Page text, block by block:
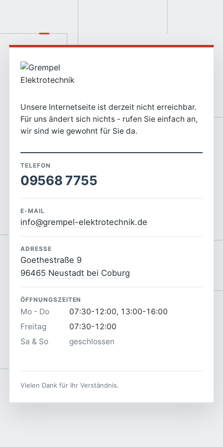
Unsere Internetseite ist derzeit nicht erreichbar.
Für uns ändert sich nichts - rufen Sie einfach an,
wir sind wie gewohnt für Sie da.
TELEFON
09568 7755
E-MAIL
info@grempel-elektrotechnik.de
ADRESSE
Goethestraße 9
96465 Neustadt bei Coburg
ÖFFNUNGSZEITEN
Mo - Do
07:30-12:00, 13:00-16:00
Freitag
07:30-12:00
Sa & So
geschlossen
Vielen Dank für Ihr Verständnis.